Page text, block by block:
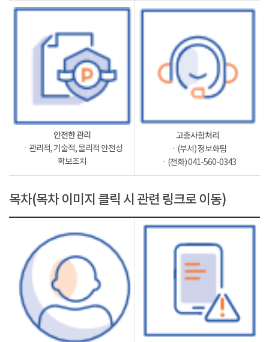
안전한 관리
ㆍ관리적, 기술적, 물리적 안전성
확보조치
고충사항처리
ㆍ(부서) 정보화팀
ㆍ(전화) 041-560-0343
목차(목차 이미지 클릭 시 관련 링크로 이동)